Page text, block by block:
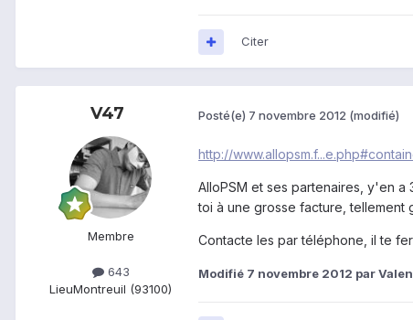
Citer
V47
Membre
643
LieuMontreuil (93100)
Posté(e) 7 novembre 2012 (modifié)
http://
AlloPSM et ses partenaires, y'en
toi à une grosse facture, tellement
Contacte les par téléphone, il te
Modifié 7 novembre 2012 par